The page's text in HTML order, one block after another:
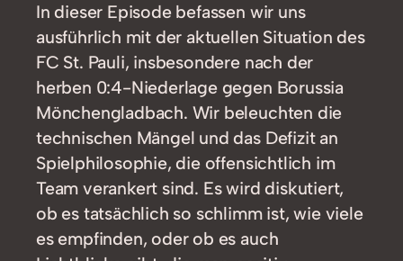
In dieser Episode befassen wir uns
ausführlich mit der aktuellen Situation des
FC St. Pauli, insbesondere nach der
herben 0:4-Niederlage gegen Borussia
Mönchengladbach. Wir beleuchten die
technischen Mängel und das Defizit an
Spielphilosophie, die offensichtlich im
Team verankert sind. Es wird diskutiert,
ob es tatsächlich so schlimm ist, wie viele
es empfinden, oder ob es auch